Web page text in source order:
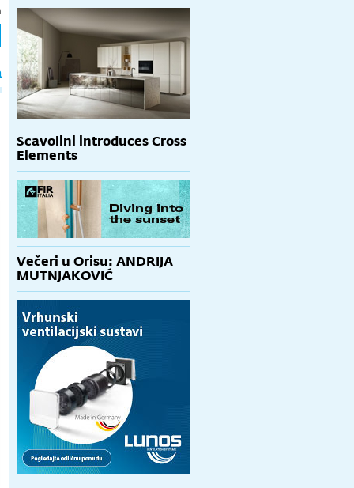
Scavolini introduces Cross
Elements
Večeri u Orisu: ANDRIJA
MUTNJAKOVIĆ